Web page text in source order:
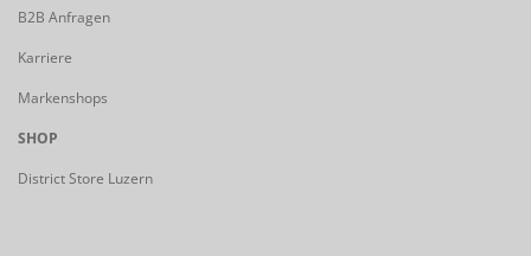
B2B Anfragen
Karriere
Markenshops
SHOP
District Store Luzern